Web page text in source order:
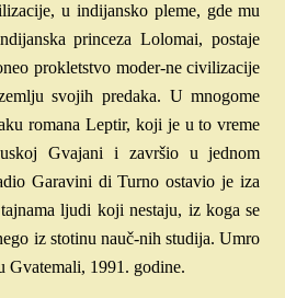
u indijansko pleme, gde mu
princeza Lolomai, postaje
prokletstvo moder-ne civilizacije
svojih predaka. U mnogome
romana Leptir, koji je u to vreme
Gvajani i završio u jednom
Garavini di Turno ostavio je iza
ljudi koji nestaju, iz koga se
iz stotinu nauč-nih studija. Umro
Gvatemali, 1991. godine.